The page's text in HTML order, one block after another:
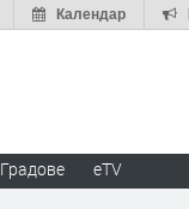
Календар
Градове eTV